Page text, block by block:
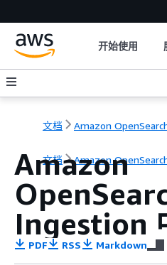
开始使用
文档 Amazon
文档 Amazon
Amazon
Ingestion
PDF RSS Markdown